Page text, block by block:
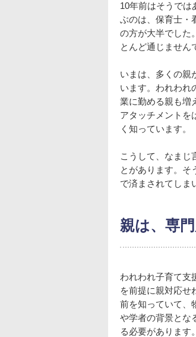
10年前はそうでは
ぶのは、保育士・
の方が大半でした
とんど通じません
いまは、多くの親
います。われわれ
業に勤める親も増
アタッチメントを
く知っています。
こうして、なまじ
とがあります。そ
で済まされてしま
親は、専
われわれ子育て支
を前提に親対応せ
前を知っていて、
や学者の背景とな
る必要があります